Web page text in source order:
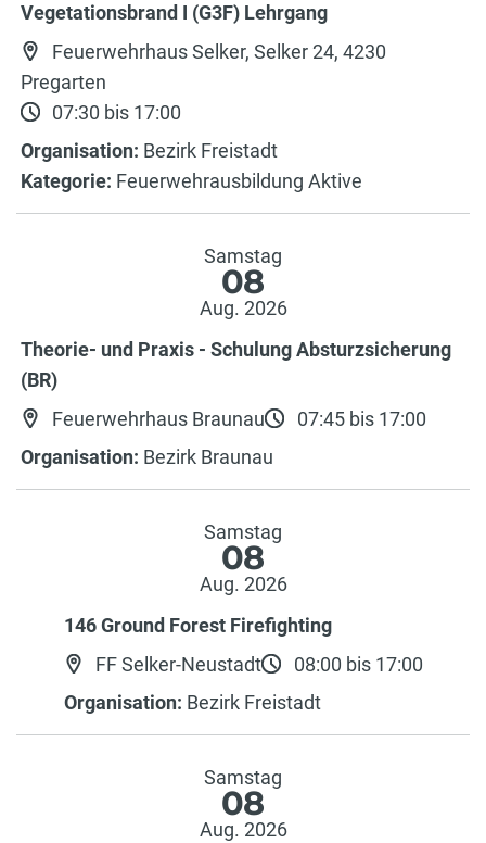
Vegetationsbrand I (G3F) Lehrgang
Feuerwehrhaus Selker, Selker 24, 4230
Pregarten
07:30 bis 17:00
Organisation: Bezirk Freistadt
Kategorie: Feuerwehrausbildung Aktive
Samstag
08
Aug. 2026
Theorie- und Praxis - Schulung Absturzsicherung
(BR)
Feuerwehrhaus Braunau
07:45 bis 17:00
Organisation: Bezirk Braunau
Samstag
08
Aug. 2026
146 Ground Forest Firefighting
FF Selker-Neustadt
08:00 bis 17:00
Organisation: Bezirk Freistadt
Samstag
08
Aug. 2026